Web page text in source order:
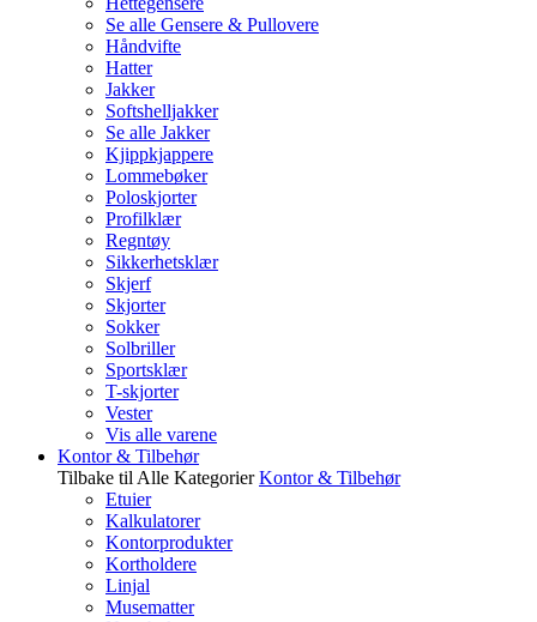
Se alle Gensere & Pullovere
Håndvifte
Hatter
Jakker
Softshelljakker
Se alle Jakker
Kjippkjappere
Lommebøker
Poloskjorter
Profilklær
Regntøy
Sikkerhetsklær
Skjerf
Skjorter
Sokker
Solbriller
Sportsklær
T-skjorter
Vester
Vis alle varene
Kontor & Tilbehør
Tilbake til Alle Kategorier Kontor & Tilbehør
Etuier
Kalkulatorer
Kontorprodukter
Kortholdere
Linjal
Musematter